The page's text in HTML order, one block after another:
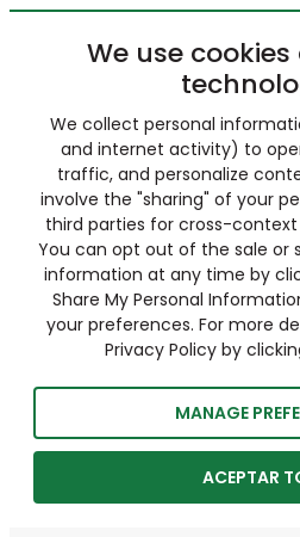
We use
We collect personal
and internet activity) to
traffic, and personalize
involve the "sharing" of your
third parties for cross-
You can opt out of the sale or
information at any time by
Share My Personal
your preferences. For more
Privacy Policy by
MANAGE
ACEPTAR